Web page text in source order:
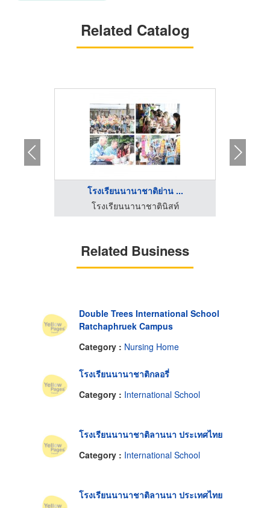
Related Catalog
โรงเรียนนานาชาติย่าน ...
โรงเรียนนานาชาตินิสท์
Related Business
Double Trees International School
Ratchaphruek Campus
Category : Nursing Home
โรงเรียนนานาชาติกลอรี่
Category : International School
โรงเรียนนานาชาติลานนา ประเทศไทย
Category : International School
โรงเรียนนานาชาติลานนา ประเทศไทย